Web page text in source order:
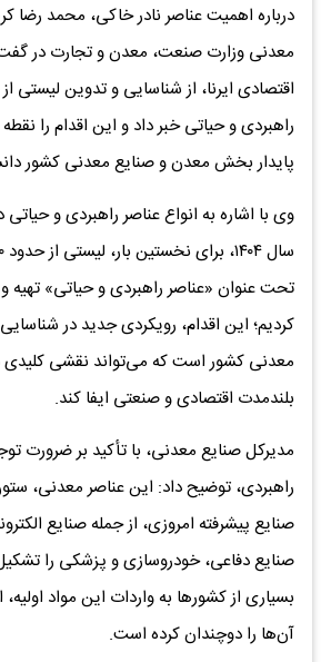
درباره اهمیت عناصر نادر خاکی، محمد رضا
معدنی وزارت صنعت، معدن و تجارت در گفت
راهبردی و حیاتی خبر داد و این اقدام را
پایدار بخش معدن و صنایع معدنی کشور
وی با اشاره به انواع عناصر راهبردی و
تحت عنوان «عناصر راهبردی و حیاتی»
کردیم؛ این اقدام، رویکردی جدید در
معدنی کشور است که می‌تواند نقشی
بلندمدت اقتصادی و صنعتی ایفا کند.
مدیرکل صنایع معدنی، با تأکید بر ضرورت
راهبردی، توضیح داد: این عناصر معدنی،
صنایع پیشرفته امروزی، از جمله صنایع
صنایع دفاعی، خودروسازی و پزشکی را
بسیاری از کشورها به واردات این مواد
آن‌ها را دوچندان کرده است.